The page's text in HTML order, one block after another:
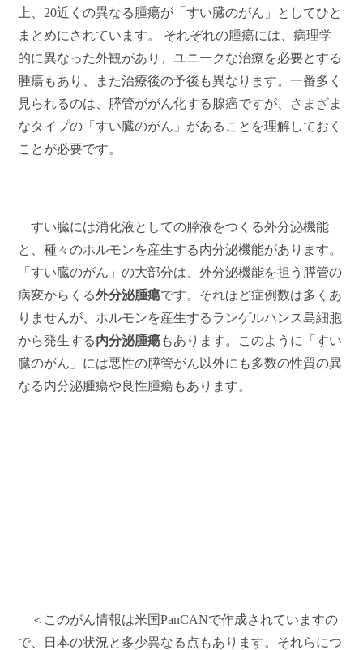
上、 20近くの異なる腫瘍が「すい臓のがん」としてひと
まとめにされています。 それぞれの腫瘍には、病理学
的に異なった外観があり、ユニークな治療を必要とする
腫瘍もあり、また治療後の予後も異なります。一番多く
見られるのは、膵管ががん化する腺癌ですが、さまざま
なタイプの「すい臓のがん」があることを理解しておく
ことが必要です。
すい臓には消化液としての膵液をつくる外分泌機能
と、種々のホルモンを産生する内分泌機能があります。
「すい臓のがん」の大部分は、外分泌機能を担う膵管の
病変からくる外分泌腫瘍です。それほど症例数は多くあ
りませんが、ホルモンを産生するランゲルハンス島細胞
から発生する内分泌腫瘍もあります。このように「すい
臓のがん」には悪性の膵管がん以外にも多数の性質の異
なる内分泌腫瘍や良性腫瘍もあります。
＜このがん情報は米国PanCANで作成されていますの
で、日本の状況と多少異なる点もあります。それらにつ